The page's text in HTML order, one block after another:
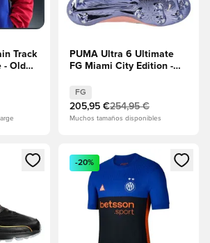
Track
- Old
PUMA Ultra 6 Ultimate
FG Miami City Edition -
eléctrica/PUMA Oro/Blue
Crystal
FG
205,95 €254,95 €
Muchos tamaños disponibles
iniciar sesión o registrarse como
Abre un modal para iniciar
-20%